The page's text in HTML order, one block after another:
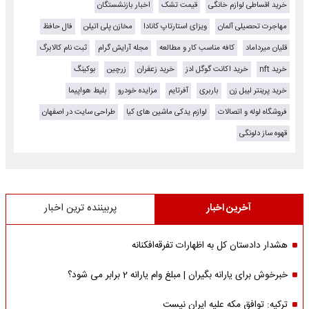
خرید اقساطی لوازم خانگی قیمت تشک
اخبار بازنشستگان
مهاجرت تحصیلی آلمان
ویزای استارتاپ کانادا مخازن پلی اتیلن
فال حافظ
قلیان میرداماد
کافه مناسب کار و مطالعه مجله آرایش گرام
ثبت نام کالابرگ
خرید nft
خرید اکانت گوگل ادز خرید زعفران زرچین
بوکینگ
خرید پرینتر لیبل زن
باربری آفرتایم مزایده خودرو
بلیط هواپیما
فروشگاه لوله و اتصالات
لوازم یدکی ماشین های کیا
طراحی سایت در اصفهان
قهوه ساز دلونگی
آخرین اخبار پربیننده ترین اخبار
هشدار دادستان کل به اظهارات تفرقه‌افکنانه
خبرخوش برای یارانه بگیران | مبلغ وام یارانه 2 برابر می شود؟
ترکیه: توافق مکه علیه ایران نیست